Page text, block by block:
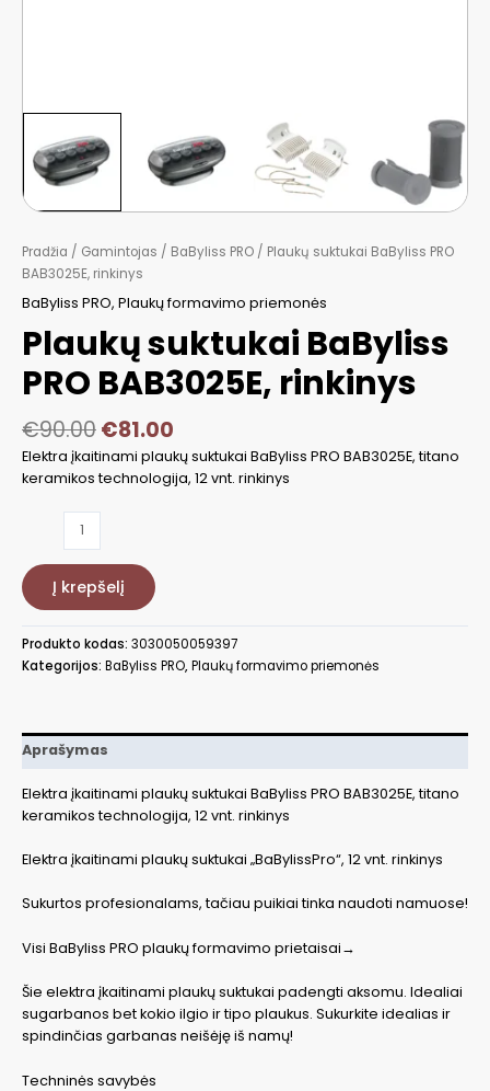
Pradžia / Gamintojas / BaByliss PRO / Plaukų suktukai BaByliss PRO
BAB3025E, rinkinys
BaByliss PRO, Plaukų formavimo priemonės
Plaukų suktukai BaByliss
PRO BAB3025E, rinkinys
€90.00€81.00
Elektra įkaitinami plaukų suktukai BaByliss PRO BAB3025E, titano
keramikos technologija, 12 vnt. rinkinys
produkto
Plaukų
suktukai
BaByliss
BAB3025E,
rinkinys
Į krepšelį
Produkto kodas: 3030050059397
Kategorijos: BaByliss PRO,Plaukų formavimo priemonės
Aprašymas
Elektra įkaitinami plaukų suktukai BaByliss PRO BAB3025E, titano
keramikos technologija, 12 vnt. rinkinys
Elektra įkaitinami plaukų suktukai „BaBylissPro“, 12 vnt. rinkinys
Sukurtos profesionalams, tačiau puikiai tinka naudoti namuose!
Visi BaByliss PRO plaukų formavimo prietaisai→
Šie elektra įkaitinami plaukų suktukai padengti aksomu. Idealiai
sugarbanos bet kokio ilgio ir tipo plaukus. Sukurkite idealias ir
spindinčias garbanas neišėję iš namų!
Techninės savybės